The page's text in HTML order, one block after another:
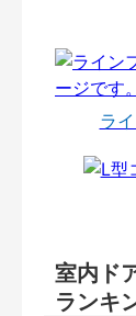
ラ
室内ド
ランキ